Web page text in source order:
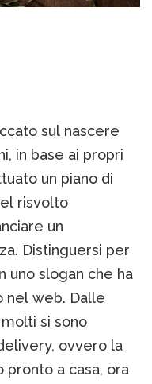
sul nascere
in base ai propri
un piano di
risvolto
un
Distinguersi per
uno slogan che ha
nel web. Dalle
si sono
ovvero la
pronto a casa, ora